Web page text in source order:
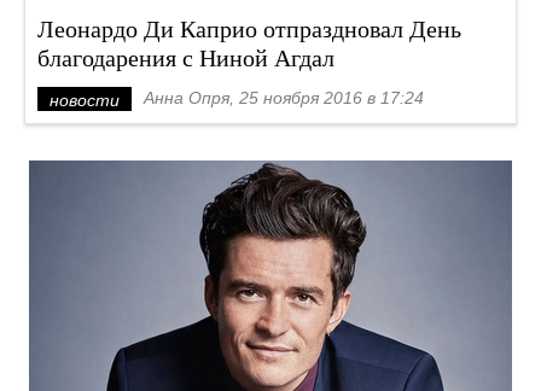
Леонардо Ди Каприо отпраздновал День
благодарения с Ниной Агдал
новости Анна Опря, 25 ноября 2016 в 17:24